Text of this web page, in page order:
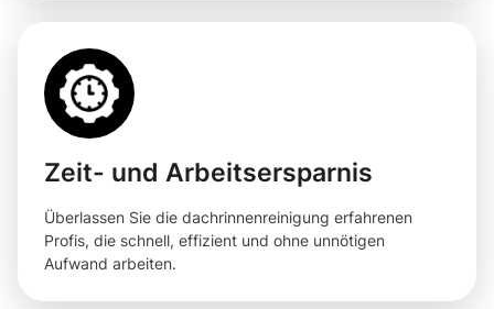
Zeit- und Arbeitsersparnis
Überlassen Sie die dachrinnenreinigung erfahrenen
Profis, die schnell, effizient und ohne unnötigen
Aufwand arbeiten.